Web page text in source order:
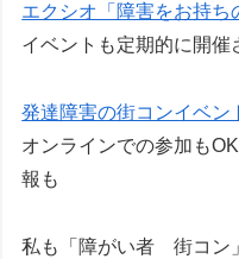
エクシオ「障害をお持
イベントも定期的に開催
発達障害の街コンイベン
オンラインでの参加も
報も
私も「障がい者 街コン